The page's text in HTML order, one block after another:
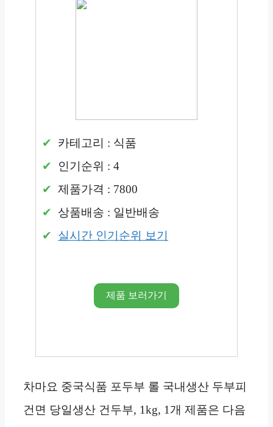
카테고리 : 식품
인기순위 : 4
제품가격 : 7800
상품배송 : 일반배송
실시간 인기순위 보기
제품 보러가기
차마요 중국식품 포두부 롤 국내생산 두부피
건면 당일생산 건두부, 1kg, 1개 제품은 다음